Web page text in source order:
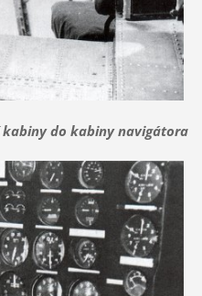
do kabiny navigátora